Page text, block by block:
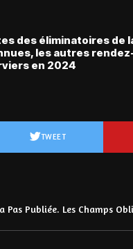
des éliminatoires de
les autres
en 2024
TWEET
Pas Publiée. Les Champs